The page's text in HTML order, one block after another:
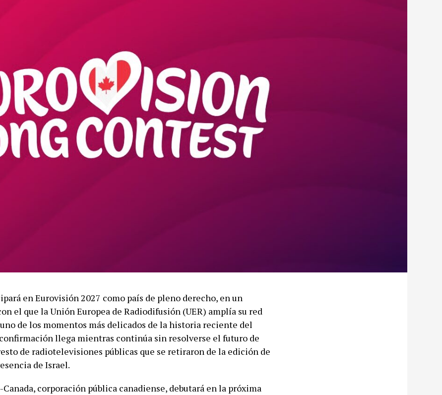
en Eurovisión 2027 como país de pleno derecho, en un
el que la Unión Europea de Radiodifusión (UER) amplía su red
de los momentos más delicados de la historia reciente del
llega mientras continúa sin resolverse el futuro de
de radiotelevisiones públicas que se retiraron de la edición de
de Israel.
Canada, corporación pública canadiense, debutará en la próxima